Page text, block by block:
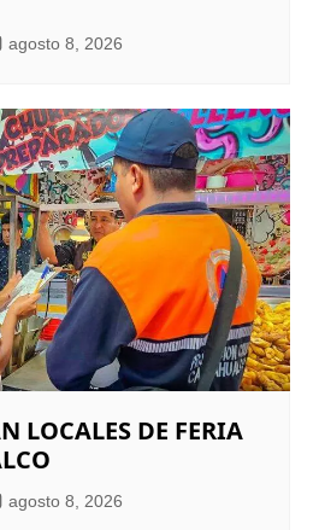
agosto 8, 2026
LOCALES DE FERIA
agosto 8, 2026